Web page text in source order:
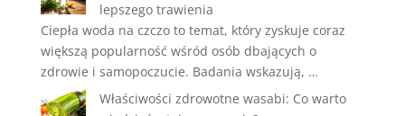
lepszego trawienia
Ciepła woda na czczo to temat, który zyskuje coraz
większą popularność wśród osób dbających o
zdrowie i samopoczucie. Badania wskazują, …
Właściwości zdrowotne wasabi: Co warto